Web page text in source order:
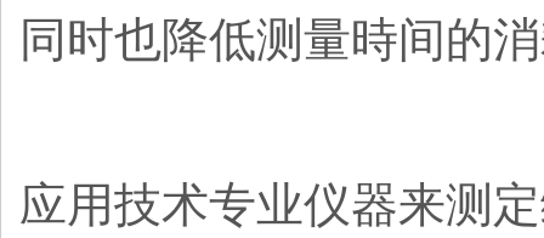
同时也降低测量時间的
应用技术专业仪器来测